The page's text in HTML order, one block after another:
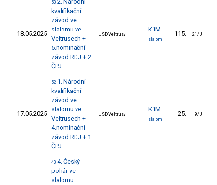
18.05.2025
53 2. Národní
kvalifikační
závod ve
slalomu ve
Veltrusech +
5.nominační
závod RDJ + 2.
ČPJ
USD Veltrusy
K1M
slalom
115. 21/U23
17.05.2025
52 1. Národní
kvalifikační
závod ve
slalomu ve
Veltrusech +
4.nominační
závod RDJ + 1.
ČPJ
USD Veltrusy
K1M
slalom
25. 9/U23
43 4. Český
pohár ve
slalomu